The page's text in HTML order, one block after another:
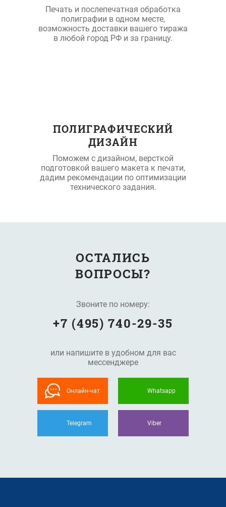
Печать и послепечатная обработка
полиграфии в одном месте,
возможность доставки вашего тиража
в любой город РФ и за границу.
ПОЛИГРАФИЧЕСКИЙ
ДИЗАЙН
Поможем с дизайном, версткой
подготовкой вашего макета к печати,
дадим рекомендации по оптимизации
технического задания.
ОСТАЛИСЬ
ВОПРОСЫ?
Звоните по номеру:
+7 (495) 740-29-35
или напишите в удобном для вас
мессенджере
Онлайн-чат Whatsapp
Telegram Viber